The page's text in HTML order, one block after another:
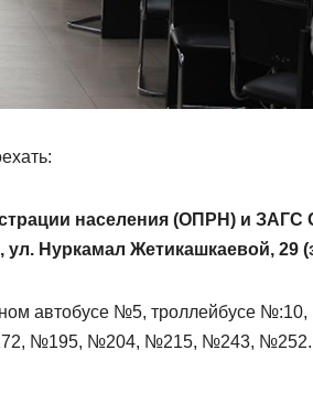
населения (ОПРН) и
Нуркамал Жетикашкаевой, 29
автобусе №5, троллейбусе
№195, №204, №215, №243, №252.